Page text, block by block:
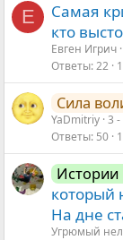
Е
Самая
кто
Евген Игрич
Ответы 22
Сила
YaDmitriy 3
Ответы 50
Истории
который
На дне
Угрюмый